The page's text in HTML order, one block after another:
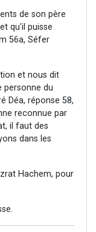
de son père
qu'il puisse
56a, Séfer
et nous dit
personne du
Déa, réponse 58,
reconnue par
il faut des
dans les
Hachem, pour